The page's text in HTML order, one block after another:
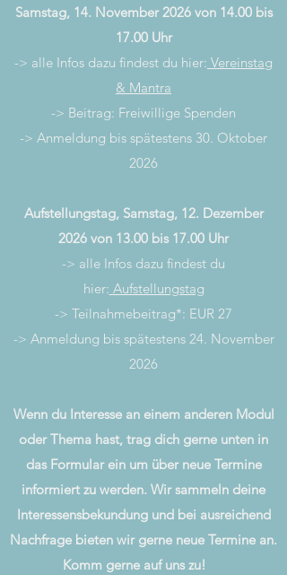
Samstag, 14. November 2026 von 14.00 bis
17.00 Uhr
-> alle Infos dazu findest du hier: Vereinstag
& Mantra
-> Beitrag: Freiwillige Spenden
-> Anmeldung bis spätestens 30. Oktober
2026
Aufstellungstag, Samstag, 12. Dezember
2026 von 13.00 bis 17.00 Uhr
-> alle Infos dazu findest du
hier: Aufstellungstag
-> Teilnahmebeitrag*: EUR 27
-> Anmeldung bis spätestens 24. November
2026
Wenn du Interesse an einem anderen Modul
oder Thema hast, trag dich gerne unten in
das Formular ein um über neue Termine
informiert zu werden. Wir sammeln deine
Interessensbekundung und bei ausreichend
Nachfrage bieten wir gerne neue Termine an.
Komm gerne auf uns zu!